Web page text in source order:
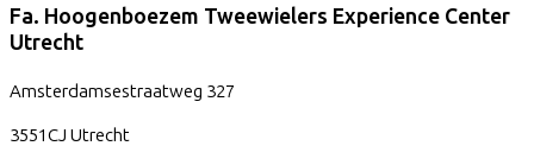
Fa. Hoogenboezem Tweewielers Experience Center
Utrecht
Amsterdamsestraatweg 327
3551CJ Utrecht